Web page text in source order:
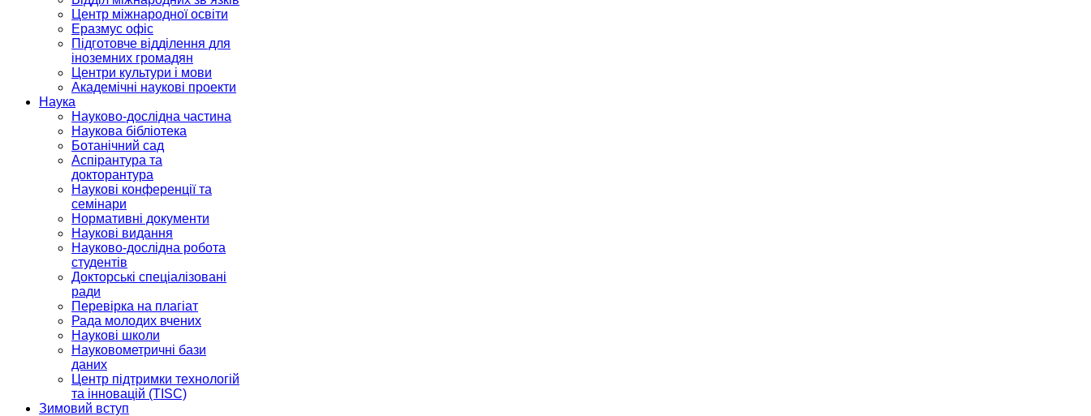
Центр міжнародної освіти
Еразмус офіс
Підготовче відділення для
іноземних громадян
Центри культури і мови
Академічні наукові проекти
Наука
Науково-дослідна частина
Наукова бібліотека
Ботанічний сад
Аспірантура та
докторантура
Наукові конференції та
семінари
Нормативні документи
Наукові видання
Науково-дослідна робота
студентів
Докторські спеціалізовані
ради
Перевірка на плагіат
Рада молодих вчених
Наукові школи
Науковометричні бази
даних
Центр підтримки технологій
та інновацій (TISC)
Зимовий вступ